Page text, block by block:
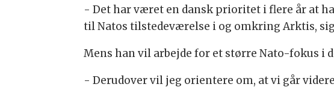
- Det har været en dansk prioritet i flere år at
til Natos tilstedeværelse i og omkring Arktis,
Mens han vil arbejde for et større Nato-fokus i
- Derudover vil jeg orientere om, at vi går